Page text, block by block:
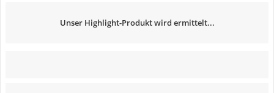
Unser Highlight-Produkt wird ermittelt...